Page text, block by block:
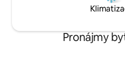
Pronájmy